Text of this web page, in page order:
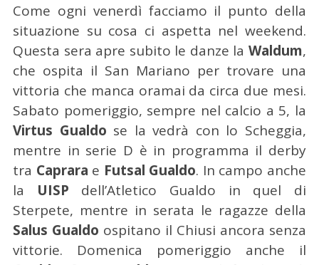
Come ogni venerdì facciamo il punto della
situazione su cosa ci aspetta nel weekend.
Questa sera apre subito le danze laWaldum,
che ospita il San Mariano per trovare una
vittoria che manca oramai da circa due mesi.
Sabato pomeriggio, sempre nel calcio a 5, la
Virtus Gualdo se la vedrà con lo Scheggia,
mentre in serie D è in programma il derby
tra Caprara e Futsal Gualdo. In campo anche
la UISP dell’Atletico Gualdo in quel di
Sterpete, mentre in serata le ragazze della
Salus Gualdo ospitano il Chiusi ancora senza
vittorie. Domenica pomeriggio anche il